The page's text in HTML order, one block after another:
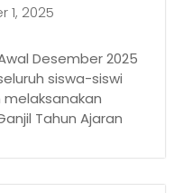
1, 2025
Desember 2025
siswa-siswi
melaksanakan
Tahun Ajaran